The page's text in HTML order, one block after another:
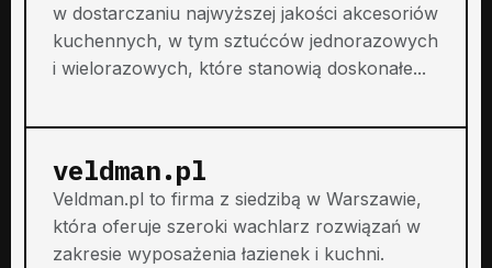
w dostarczaniu najwyższej jakości akcesoriów
kuchennych, w tym sztućców jednorazowych
i wielorazowych, które stanowią doskonałe...
veldman.pl
Veldman.pl to firma z siedzibą w Warszawie,
która oferuje szeroki wachlarz rozwiązań w
zakresie wyposażenia łazienek i kuchni.